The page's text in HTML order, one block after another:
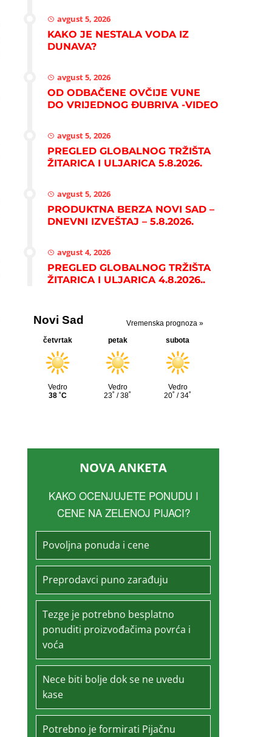
avgust 5, 2026
KAKO JE NESTALA VODA IZ
DUNAVA?
avgust 5, 2026
OD ODBAČENE OVČIJE VUNE
DO VRIJEDNOG ĐUBRIVA -VIDEO
avgust 5, 2026
PREGLED GLOBALNOG TRŽIŠTA
ŽITARICA I ULJARICA 5.8.2026.
avgust 5, 2026
PRODUKTNA BERZA NOVI SAD –
DNEVNI IZVEŠTAJ – 5.8.2026.
avgust 4, 2026
PREGLED GLOBALNOG TRŽIŠTA
ŽITARICA I ULJARICA 4.8.2026..
NOVA ANKETA
KAKO OCENJUJETE PONUDU I
CENE NA ZELENOJ PIJACI?
Povoljna ponuda i cene
Preprodavci puno zarađuju
Tezge je potrebno besplatno
ponuditi proizvođačima povrća i
voća
Nece biti bolje dok se ne uvedu
kase
Potrebno je formirati Pijačnu